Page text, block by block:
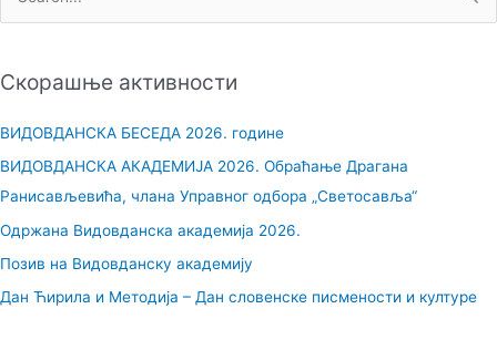
т
з
а
:
Скорашње активности
ВИДОВДАНСКА БЕСЕДА 2026. године
ВИДОВДАНСКА АКАДЕМИЈА 2026. Обраћање Драгана
Ранисављевића, члана Управног одбора „Светосавља“
Одржана Видовданска академија 2026.
Позив на Видовданску академију
Дан Ћирила и Методија – Дан словенске писмености и културе